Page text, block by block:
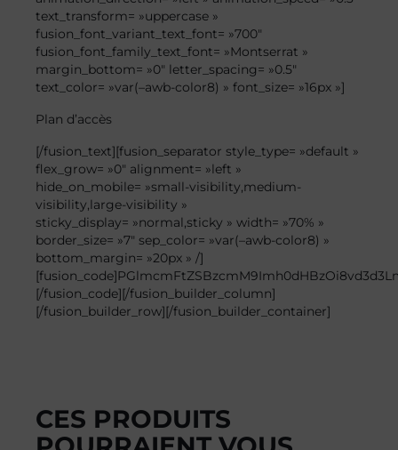
text_transform= »uppercase »
fusion_font_variant_text_font= »700″
fusion_font_family_text_font= »Montserrat »
margin_bottom= »0″ letter_spacing= »0.5″
text_color= »var(–awb-color8) » font_size= »16px »]
Plan d’accès
[/fusion_text][fusion_separator style_type= »default »
flex_grow= »0″ alignment= »left »
hide_on_mobile= »small-visibility,medium-
visibility,large-visibility »
sticky_display= »normal,sticky » width= »70% »
border_size= »7″ sep_color= »var(–awb-color8) »
bottom_margin= »20px » /]
[/fusion_code][/fusion_builder_column]
[/fusion_builder_row][/fusion_builder_container]
CES PRODUITS